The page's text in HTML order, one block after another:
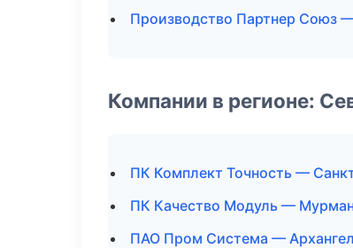
Производство Партнер Союз
Компании в регионе:
ПК Комплект Точность —
ПК Качество Модуль —
ПАО Пром Система —